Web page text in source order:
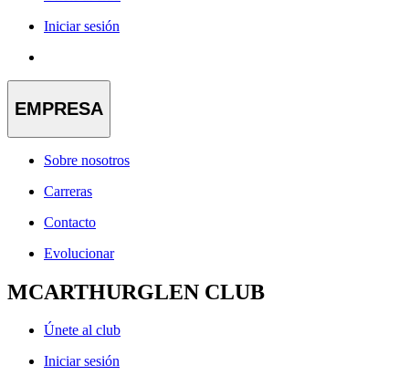
Iniciar sesión
EMPRESA
Sobre nosotros
Carreras
Contacto
Evolucionar
MCARTHURGLEN CLUB
Únete al club
Iniciar sesión